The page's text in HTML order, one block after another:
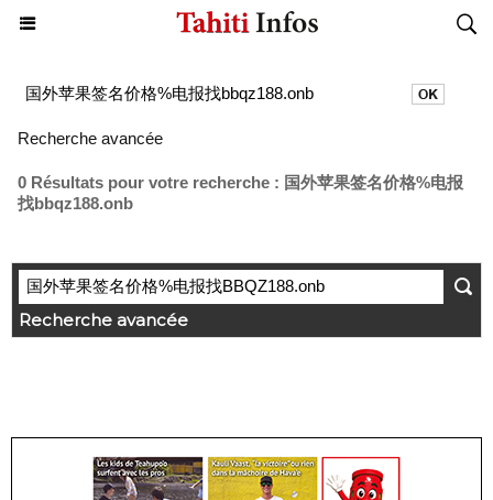
Recherche avancée
0 Résultats pour votre recherche : 国外苹果签名价格%电报
找bbqz188.onb
Recherche avancée